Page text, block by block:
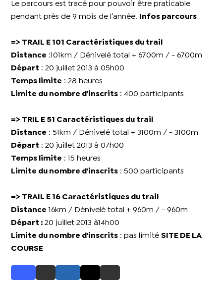
Le parcours est tracé pour pouvoir être praticable
pendant près de 9 mois de l’année.
Infos parcours
=> TRAIL E 101 Caractéristiques du trail
Distance :101km / Dénivelé total + 6700m / - 6700m
Départ : 20 juillet 2013 à 05h00
Temps limite : 28 heures
Limite du nombre d'inscrits : 400 participants
=> TRIL E 51 Caractéristiques du trail
Distance : 51km / Dénivelé total + 3100m / - 3100m
Départ : 20 juillet 2013 à 07h00
Temps limite : 15 heures
Limite du nombre d'inscrits : 500 participants
=> TRAIL E 16 Caractéristiques du trail
Distance
16km / Dénivelé total + 960m / - 960m
Départ :20 juillet 2013 à14h00
Limite du nombre d'inscrits : pas limitéSITE DE LA
COURSE